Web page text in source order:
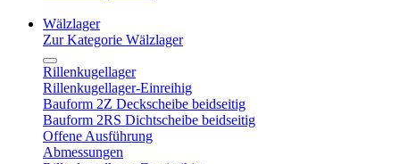
Wälzlager
Zur Kategorie Wälzlager
Rillenkugellager
Rillenkugellager-Einreihig
Bauform 2Z Deckscheibe beidseitig
Bauform 2RS Dichtscheibe beidseitig
Offene Ausführung
Abmessungen